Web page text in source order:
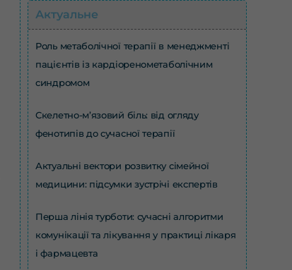
Актуальне
Роль метаболічної терапії в менеджменті
пацієнтів із кардіоренометаболічним
синдромом
Скелетно-м’язовий біль: від огляду
фенотипів до сучасної терапії
Актуальні вектори розвитку сімейної
медицини: підсумки зустрічі експертів
Перша лінія турботи: сучасні алгоритми
комунікації та лікування у практиці лікаря
і фармацевта